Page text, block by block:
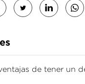
de tener un